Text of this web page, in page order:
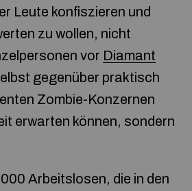
Leute konfiszieren und
zu wollen, nicht
vor Diamant
gegenüber praktisch
Zombie-Konzernen
erwarten können, sondern
Arbeitslosen, die in den